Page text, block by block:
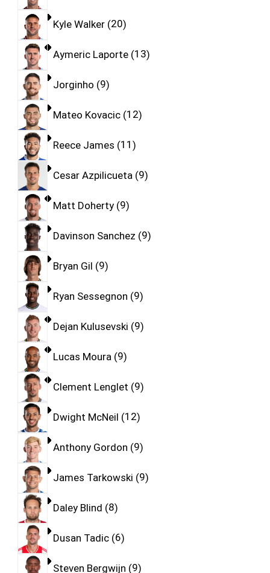
Kyle Walker 20
Aymeric Laporte 13
Jorginho 9
Mateo Kovacic 12
Reece James 11
Cesar Azpilicueta 9
Matt Doherty 9
Davinson Sanchez 9
Bryan Gil 9
Ryan Sessegnon 9
Dejan Kulusevski 9
Lucas Moura 9
Clement Lenglet 9
Dwight McNeil 12
Anthony Gordon 9
James Tarkowski 9
Daley Blind 8
Dusan Tadic 6
Steven Bergwijn 9